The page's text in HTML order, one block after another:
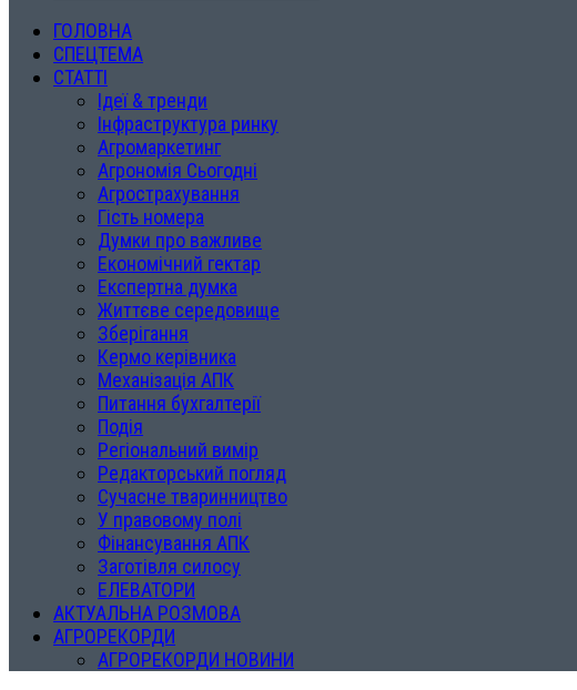
ГОЛОВНА
СПЕЦТЕМА
СТАТТІ
Ідеї & тренди
Інфраструктура ринку
Агромаркетинг
Агрономія Сьогодні
Агрострахування
Гість номера
Думки про важливе
Економічний гектар
Експертна думка
Життєве середовище
Зберігання
Кермо керівника
Механізація АПК
Питання бухгалтерії
Подія
Регіональний вимір
Редакторський погляд
Сучасне тваринництво
У правовому полі
Фінансування АПК
Заготівля силосу
ЕЛЕВАТОРИ
АКТУАЛЬНА РОЗМОВА
АГРОРЕКОРДИ
АГРОРЕКОРДИ НОВИНИ